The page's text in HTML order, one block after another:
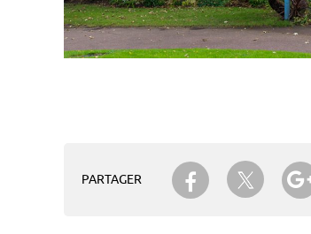
PARTAGER
Partager sur